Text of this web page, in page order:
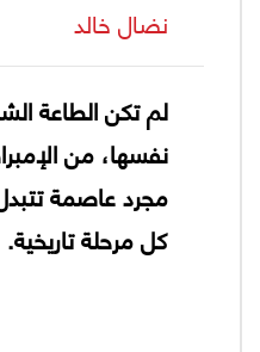
نضال خالد
لم تكن الطاعة
نفسها، من
مجرد عاصمة
كل مرحلة تاريخية.